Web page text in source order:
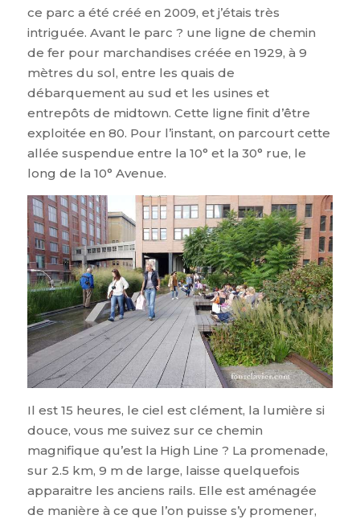
ce parc a été créé en 2009, et j’étais très
intriguée. Avant le parc ? une ligne de chemin
de fer pour marchandises créée en 1929, à 9
mètres du sol, entre les quais de
débarquement au sud et les usines et
entrepôts de midtown. Cette ligne finit d’être
exploitée en 80. Pour l’instant, on parcourt cette
allée suspendue entre la 10° et la 30° rue, le
long de la 10° Avenue.
Il est 15 heures, le ciel est clément, la lumière si
douce, vous me suivez sur ce chemin
magnifique qu’est la High Line ? La promenade,
sur 2.5 km, 9 m de large, laisse quelquefois
apparaitre les anciens rails. Elle est aménagée
de manière à ce que l’on puisse s’y promener,